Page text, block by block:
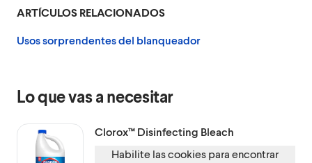
ARTÍCULOS RELACIONADOS
Usos sorprendentes del blanqueador
Lo que vas a necesitar
Clorox™ Disinfecting Bleach
Habilite las cookies para encontrar